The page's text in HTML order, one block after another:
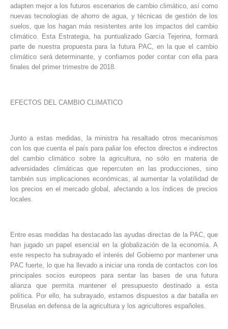
adapten mejor a los futuros escenarios de cambio climático, así como
nuevas tecnologías de ahorro de agua, y técnicas de gestión de los
suelos, que los hagan más resistentes ante los impactos del cambio
climático. Esta Estrategia, ha puntualizado García Tejerina, formará
parte de nuestra propuesta para la futura PAC, en la que el cambio
climático será determinante, y confiamos poder contar con ella para
finales del primer trimestre de 2018.
EFECTOS DEL CAMBIO CLIMATICO
Junto a estas medidas, la ministra ha resaltado otros mecanismos
con los que cuenta el país para paliar los efectos directos e indirectos
del cambio climático sobre la agricultura, no sólo en materia de
adversidades climáticas que repercuten en las producciones, sino
también sus implicaciones económicas, al aumentar la volatilidad de
los precios en el mercado global, afectando a los índices de precios
locales.
Entre esas medidas ha destacado las ayudas directas de la PAC, que
han jugado un papel esencial en la globalización de la economía. A
este respecto ha subrayado el interés del Gobierno por mantener una
PAC fuerte, lo que ha llevado a iniciar una ronda de contactos con los
principales socios europeos para sentar las bases de una futura
alianza que permita mantener el presupuesto destinado a esta
política. Por ello, ha subrayado, estamos dispuestos a dar batalla en
Bruselas en defensa de la agricultura y los agricultores españoles.